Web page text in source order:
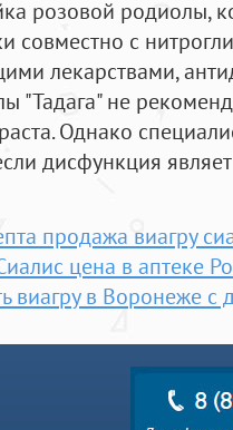
розовой родиолы,
совместно с
лекарствами,
"Тадага" не
Однако
дисфункция
продажа виагру
цена в аптеке
виагру в Воронеже с